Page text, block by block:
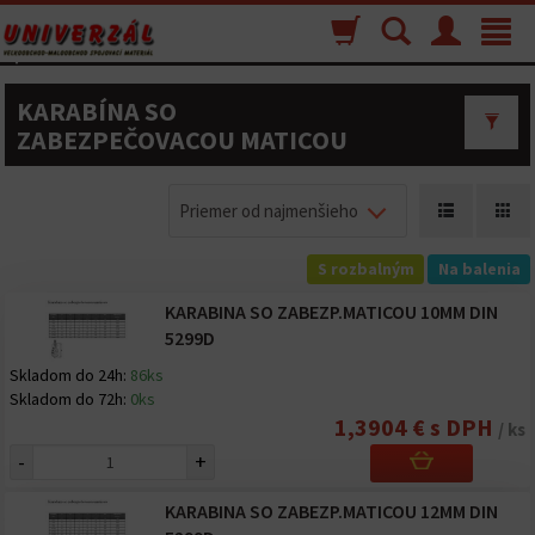
Toggle
Menu
Vyhľadávanie
Nákupný
košík
KARABÍNA SO
ZABEZPEČOVACOU MATICOU
Priemer od najmenšieho
S rozbalným Na balenia
KARABINA SO ZABEZP.MATICOU 10MM DIN
5299D
Skladom do 24h: 86ks
Skladom do 72h: 0ks
1,3904 € s DPH / ks
- +
KARABINA SO ZABEZP.MATICOU 12MM DIN